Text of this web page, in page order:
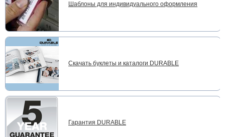
Шаблоны для индивидуального оформления
Скачать буклеты и каталоги DURABLE
Гарантия DURABLE